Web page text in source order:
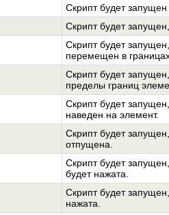
Скрипт будет
Скрипт будет
Скрипт будет
перемещен в
Скрипт будет
пределы границ
Скрипт будет
наведен на элемент.
Скрипт будет
отпущена.
Скрипт будет
будет нажата.
Скрипт будет
нажата.